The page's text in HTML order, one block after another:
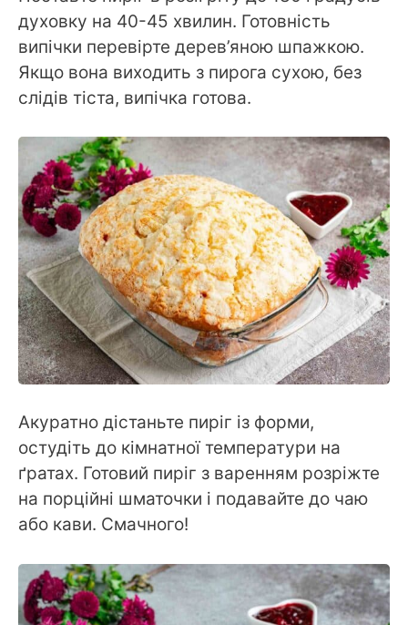
духовку на 40-45 хвилин. Готовність
випічки перевірте дерев’яною шпажкою.
Якщо вона виходить з пирога сухою, без
слідів тіста, випічка готова.
Акуратно дістаньте пиріг із форми,
остудіть до кімнатної температури на
ґратах. Готовий пиріг з варенням розріжте
на порційні шматочки і подавайте до чаю
або кави. Смачного!